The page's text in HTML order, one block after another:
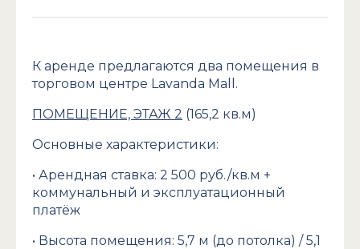
К аренде предлагаются два помещения в
торговом центре Lavanda Mall.
ПОМЕЩЕНИЕ, ЭТАЖ 2 (165,2 кв.м)
Основные характеристики:
• Арендная ставка: 2 500 руб./кв.м +
коммунальный и эксплуатационный
платёж
• Высота помещения: 5,7 м (до потолка) / 5,1